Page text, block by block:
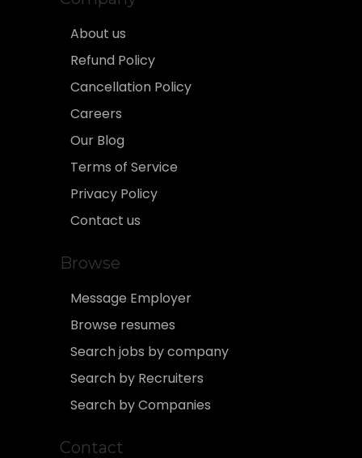
About us
Refund Policy
Cancellation Policy
Careers
Our Blog
Terms of Service
Privacy Policy
Contact us
Browse
Message Employer
Browse resumes
Search jobs by company
Search by Recruiters
Search by Companies
Contact